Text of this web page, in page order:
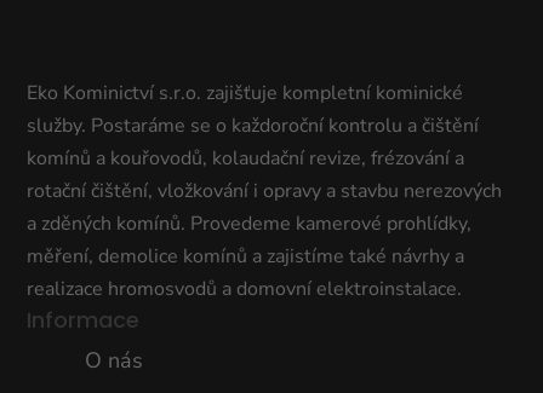
Eko Kominictví s.r.o. zajišťuje kompletní kominické
služby. Postaráme se o každoroční kontrolu a čištění
komínů a kouřovodů, kolaudační revize, frézování a
rotační čištění, vložkování i opravy a stavbu nerezových
a zděných komínů. Provedeme kamerové prohlídky,
měření, demolice komínů a zajistíme také návrhy a
realizace hromosvodů a domovní elektroinstalace.
Informace
O nás